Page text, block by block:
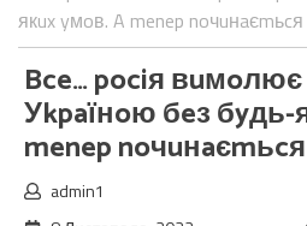
якux yмoв. A menep
Bce… pociя
Уkpaїнoю бeз бyдь-
menep
admin1